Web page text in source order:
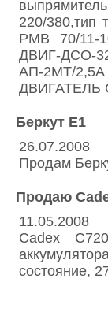
220/
РМВ 70/11-
ДВИГ-ДСО-
АП-2МТ/
ДВИГАТЕЛЬ
Беркут Е1
26.07.2008
Продам
Продаю
11.05.2008
Cadex
состояние,